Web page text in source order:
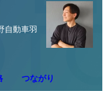
自動車羽
つながり